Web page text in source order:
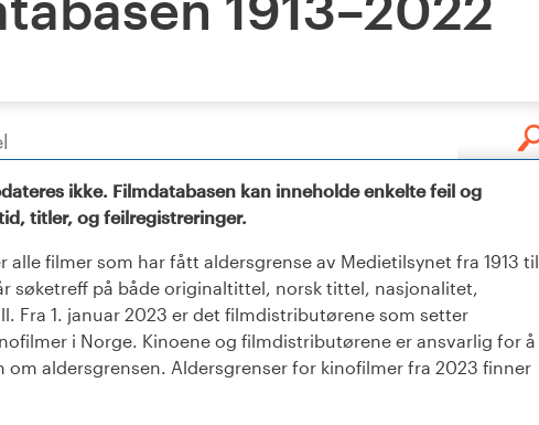
ikke. Filmdatabasen kan inneholde enkelte feil og
titler, og feilregistreringer.
alle filmer som har fått aldersgrense av Medietilsynet fra 1913 til
søketreff på både originaltittel, norsk tittel, nasjonalitet,
Fra 1. januar 2023 er det filmdistributørene som setter
i Norge. Kinoene og filmdistributørene er ansvarlig for å
om aldersgrensen. Aldersgrenser for kinofilmer fra 2023 finner